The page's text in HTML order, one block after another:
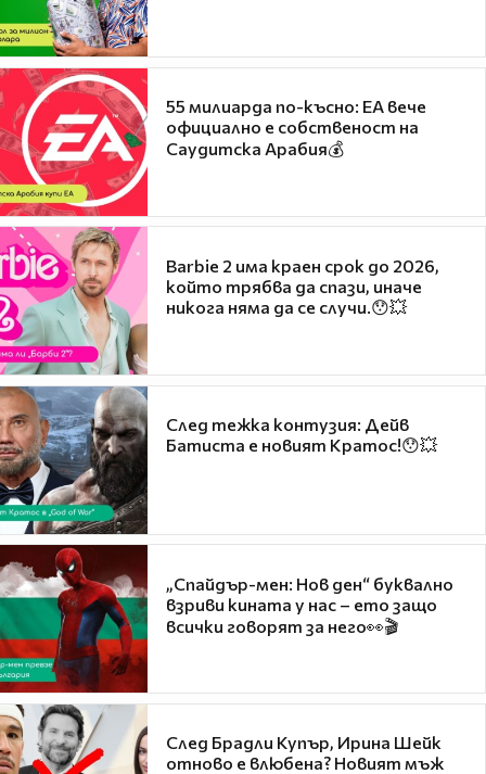
55 милиарда по-късно: EA вече
официално е собственост на
Саудитска Арабия💰
Barbie 2 има краен срок до 2026,
който трябва да спази, иначе
никога няма да се случи.😯💥
След тежка контузия: Дейв
Батиста е новият Кратос!😯💥
„Спайдър-мен: Нов ден“ буквално
взриви кината у нас – ето защо
всички говорят за него👀🎬
След Брадли Купър, Ирина Шейк
отново е влюбена? Новият мъж